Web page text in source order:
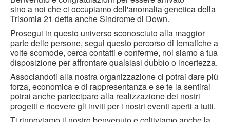
sino a noi che ci occupiamo dell'anomalia genetica della
Trisomia 21 detta anche Sindrome di Down.
Prosegui in questo universo sconosciuto alla maggior
parte delle persone, segui questo percorso di tematiche a
volte scomode, cerca contatti e conferme, noi siamo a tua
disposizione per affrontare qualsiasi dubbio o incertezza.
Associandoti alla nostra organizzazione ci potrai dare più
forza, economica e di rappresentanza e se te la sentirai
potrai anche partecipare alla realizzazione dei nostri
progetti e ricevere gli inviti per i nostri eventi aperti a tutti.